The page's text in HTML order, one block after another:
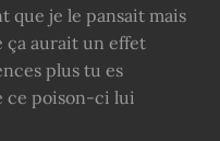
que je le pansait mais
ça aurait un effet
plus tu es
ce poison-ci lui